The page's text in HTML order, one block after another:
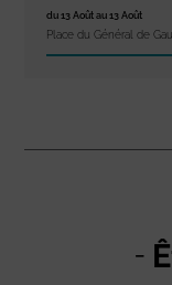
du 13 Août au 13 Août
Place du Général de